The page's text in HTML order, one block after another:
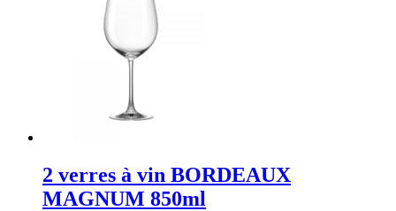
2 verres à vin BORDEAUX
MAGNUM 850ml